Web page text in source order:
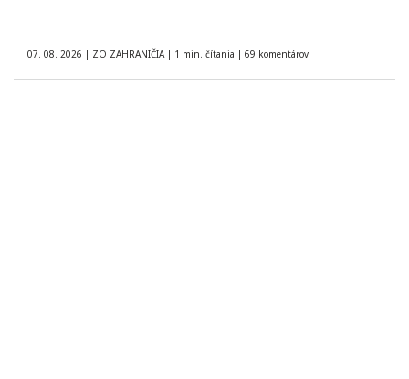
07. 08. 2026 | ZO ZAHRANIČIA | 1 min. čítania | 69 komentárov